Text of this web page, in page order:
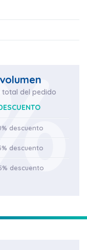
total del pedido
descuento
descuento
descuento